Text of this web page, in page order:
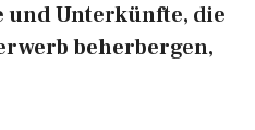
und Unterkünfte, die
beherbergen,